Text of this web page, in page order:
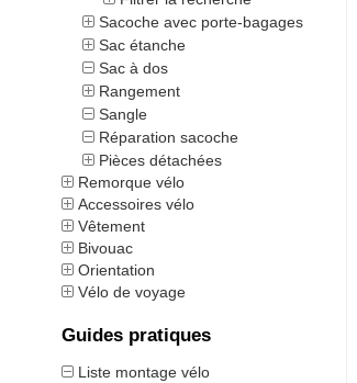
Sacoche avec porte-bagages
Sac étanche
Sac à dos
Rangement
Sangle
Réparation sacoche
Pièces détachées
Remorque vélo
Accessoires vélo
Vêtement
Bivouac
Orientation
Vélo de voyage
Guides pratiques
Liste montage vélo